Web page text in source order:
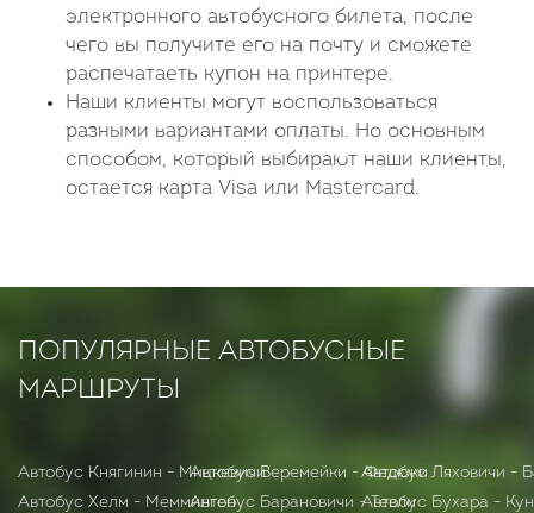
электронного автобусного билета, после
чего вы получите его на почту и сможете
распечатаеть купон на принтере.
Наши клиенты могут воспользоваться
разными вариантами оплаты. Но основным
способом, который выбирают наши клиенты,
остается карта Visa или Mastercard.
ПОПУЛЯРНЫЕ АВТОБУСНЫЕ
МАРШРУТЫ
Автобус Княгинин - Мицкевичи
Автобус Хелм - Мемминген
Автобус Веремейки - Федюки
Автобус Барановичи - Тевли
Автобус Ляховичи -
Автобус Бухара -